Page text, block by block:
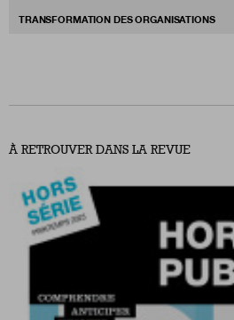
TRANSFORMATION DES ORGANISATIONS
À RETROUVER DANS LA REVUE